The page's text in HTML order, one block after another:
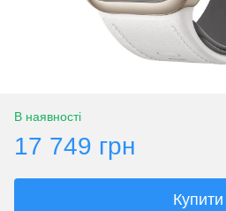
В наявності
17 749 грн
Купити